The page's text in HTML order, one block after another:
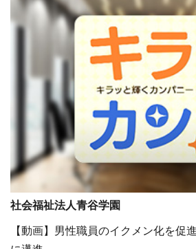
社会福祉法⼈⻘⾕学園
【動画】男性職員のイクメン化を促